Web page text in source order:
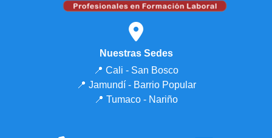
Nuestras Sedes
📍 Cali - San Bosco
📍 Jamundí - Barrio Popular
📍 Tumaco - Nariño